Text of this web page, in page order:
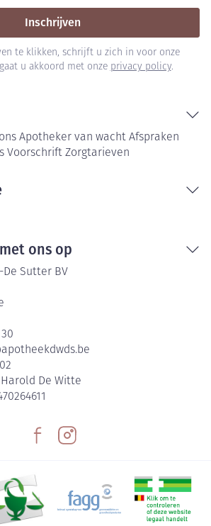
Inschrijven
te klikken, schrijft u zich in voor onze
u akkoord met onze privacy policy.
Apotheker van wacht Afspraken
Voorschrift Zorgtarieven
ons op
Sutter BV
apotheekdwds.be
Harold De Witte